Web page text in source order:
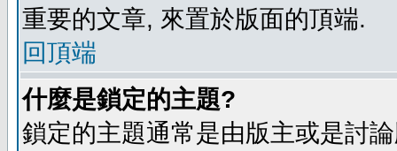
重要的文章, 來置於版面的頂端.
回頂端
什麼是鎖定的主題?
鎖定的主題通常是由版主或是討